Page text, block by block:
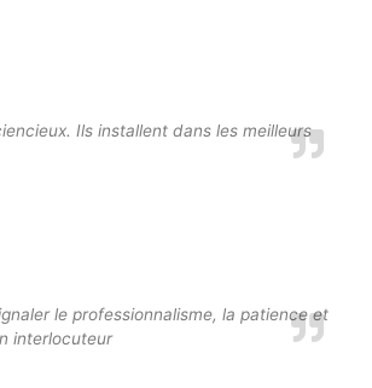
Ils installent dans les meilleurs
le professionnalisme, la patience et
interlocuteur